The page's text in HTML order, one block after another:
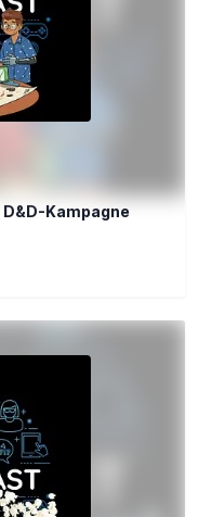
Kampagne